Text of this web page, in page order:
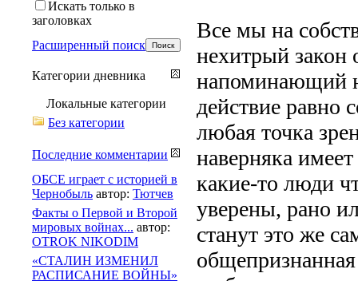
Все мы на
нехитрый закон
напоминающий
действие равно
любая точка
наверняка
какие-то люди
уверены, рано
станут это же
Искать только в
заголовках
Расширенный поиск
Категории дневника
Локальные категории
Без категории
Последние комментарии
ОБСЕ играет с историей в
Чернобыль автор: Тютчев
Факты о Первой и Второй
мировых войнах... автор:
OTROK NIKODIM
«СТАЛИН ИЗМЕНИЛ
РАСПИСАНИЕ ВОЙНЫ»